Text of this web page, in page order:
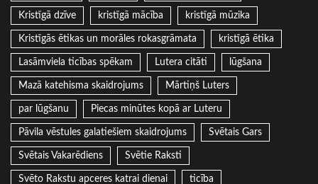
Kristīgā dzīve kristīgā mācība kristīgā mūzika
Kristīgās ētikas un morāles rokasgrāmata kristīgā ētika
Lasāmviela ticības spēkam Lutera citāti lūgšana
Mazā katehisma skaidrojums Mārtiņš Luters
par lūgšanu Piecas minūtes kopā ar Luteru
Pāvila vēstules galatiešiem skaidrojums Svētais Gars
Svētais Vakarēdiens Svētie Raksti
Svēto Rakstu apceres katrai dienai ticība